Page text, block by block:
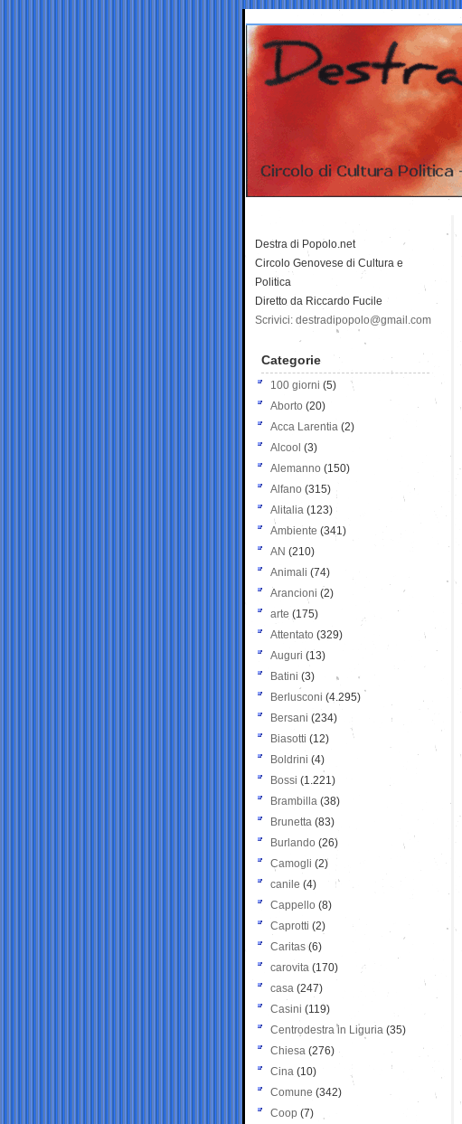
Destra di Popolo.net
Circolo Genovese di Cultura e
Politica
Diretto da Riccardo Fucile
Scrivici: destradipopolo@gmail.com
Categorie
100 giorni (5)
Aborto (20)
Acca Larentia (2)
Alcool (3)
Alemanno (150)
Alfano (315)
Alitalia (123)
Ambiente (341)
AN (210)
Animali (74)
Arancioni (2)
arte (175)
Attentato (329)
Auguri (13)
Batini (3)
Berlusconi (4.295)
Bersani (234)
Biasotti (12)
Boldrini (4)
Bossi (1.221)
Brambilla (38)
Brunetta (83)
Burlando (26)
Camogli (2)
canile (4)
Cappello (8)
Caprotti (2)
Caritas (6)
carovita (170)
casa (247)
Casini (119)
Centrodestra in Liguria (35)
Chiesa (276)
Cina (10)
Comune (342)
Coop (7)